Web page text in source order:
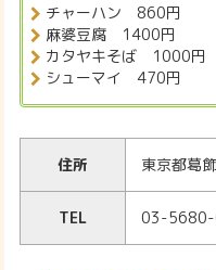
チャーハン 860円
麻婆豆腐 1400円
カタヤキそば 1000円
シューマイ 470円
住所 東京都葛
TEL 03-